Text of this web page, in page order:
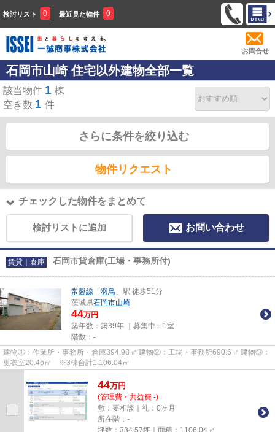
検討リスト 0 最近見た物件 0
お問合せ
石岡市山崎 住宅以外建物全部一覧
該当物件 1 棟
空き数 1 件
さらに条件を絞り込む
物件リクエスト
チェックした物件をまとめて
検討リストに追加 お問い合わせ
賃貸｜倉庫 石岡市貸倉庫(工場・事務所付)
常磐線 「 羽鳥 」駅 徒歩51分
茨城県石岡市山崎
44万円
築年数：築39年 ｜募集中： 1室
階数：-
建物①：作業所・事務所・倉庫394.98㎡ 建物②：工場・事務所690.6㎡ 建物③：
更衣室20.46㎡ ※3棟合計1,106.04㎡
44万円
(管理費・共益費 -)
敷：要相談｜礼：0ヶ月
所在階：-
坪数：334.57坪｜面積：1106.04㎡